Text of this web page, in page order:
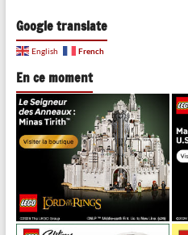
Google translate
English French
En ce moment